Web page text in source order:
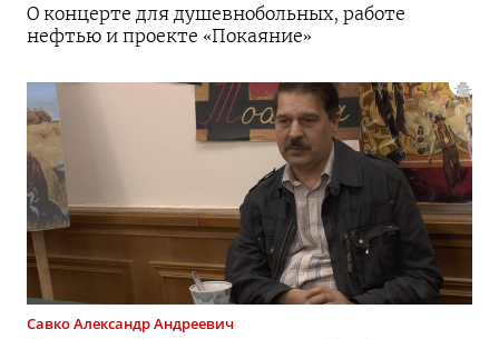
О концерте для душевнобольных, работе
нефтью и проекте «Покаяние»
СавкоАлександр Андреевич